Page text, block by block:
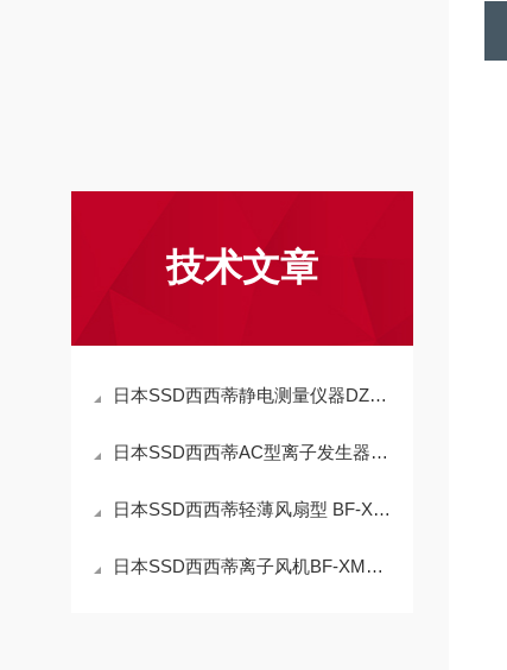
技术文章
日本SSD西西蒂静电测量仪器DZ4技术参数
日本SSD西西蒂AC型离子发生器ZappⅢ技术参数
日本SSD西西蒂轻薄风扇型 BF-X4ME技术参数
日本SSD西西蒂离子风机BF-XME技术参数